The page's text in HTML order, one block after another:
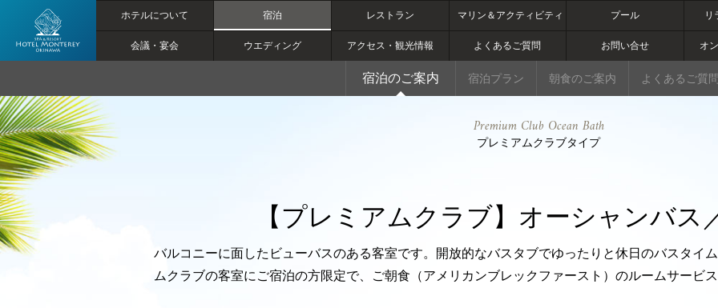
レミアムクラ
ブ】オーシャ
ンバス／9F
～12F｜ホテ
ルモントレ沖
縄 スパ＆リ
ゾート｜恩納
村のリゾート
ホテルについて 宿泊 レストラン マリン＆アクティビティ プール リ
会議・宴会 ウエディング アクセス・観光情報 よくあるご質問 お問い合せ オ
宿泊のご案内 宿泊プラン 朝食のご案内 よくあるご質
Premium Club Ocean Bath
プレミアムクラブタイプ
【プレミアムクラブ】オーシャンバス
バルコニーに面したビューバスのある客室です。開放的なバスタブでゆったりと休日のバスタイ
ムクラブの客室にご宿泊の方限定で、ご朝食（アメリカンブレックファースト）のルームサービ